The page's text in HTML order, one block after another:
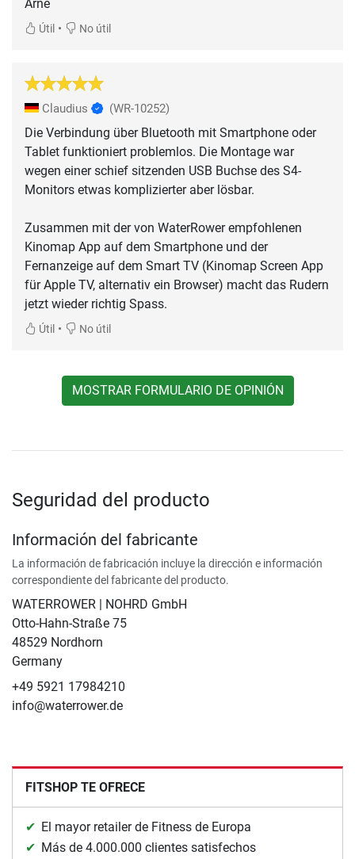
Arne
Útil • No útil
Claudius (WR-10252)
Die Verbindung über Bluetooth mit Smartphone oder
Tablet funktioniert problemlos. Die Montage war
wegen einer schief sitzenden USB Buchse des S4-
Monitors etwas komplizierter aber lösbar.
Zusammen mit der von WaterRower empfohlenen
Kinomap App auf dem Smartphone und der
Fernanzeige auf dem Smart TV (Kinomap Screen App
für Apple TV, alternativ ein Browser) macht das Rudern
jetzt wieder richtig Spass.
Útil • No útil
MOSTRAR FORMULARIO DE OPINIÓN
Seguridad del producto
Información del fabricante
La información de fabricación incluye la dirección e información
correspondiente del fabricante del producto.
WATERROWER | NOHRD GmbH
Otto-Hahn-Straße 75
48529 Nordhorn
Germany
+49 5921 17984210
info@waterrower.de
FITSHOP TE OFRECE
El mayor retailer de Fitness de Europa
Más de 4.000.000 clientes satisfechos